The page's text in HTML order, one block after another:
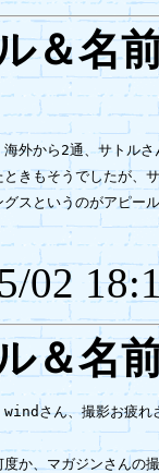
＆名
海外から2通、サトル
きもそうでしたが、
スというのがアピー
02
＆名
さん、撮影お疲れ
か、マガジンさんの